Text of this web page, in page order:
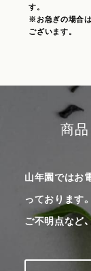
す。
※お急ぎの場合
ございます。
商
山年園ではお
っております。
ご不明点など